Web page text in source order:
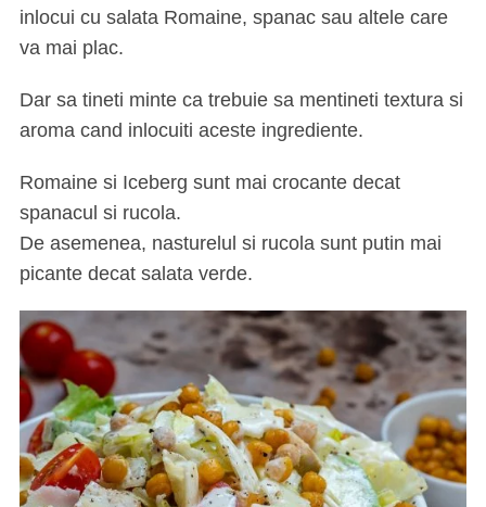
inlocui cu salata Romaine, spanac sau altele care
va mai plac.
Dar sa tineti minte ca trebuie sa mentineti textura si
aroma cand inlocuiti aceste ingrediente.
Romaine si Iceberg sunt mai crocante decat
spanacul si rucola.
De asemenea, nasturelul si rucola sunt putin mai
picante decat salata verde.